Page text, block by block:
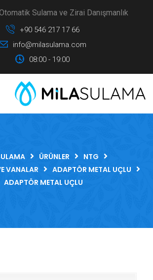
Sulama ve Zirai Danışmanlık
+90 546 217 17 66
info@milasulama.com
08:00 - 19:00
ÜRÜNLER
NTG
VANALAR
ADAPTÖR METAL UÇLU
ADAPTÖR METAL UÇLU